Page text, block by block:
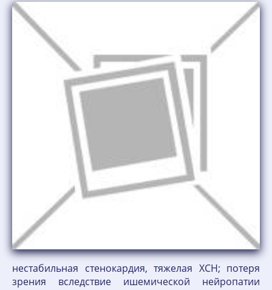
нестабильная стенокардия, тяжелая ХСН; потеря
зрения вследствие ишемической нейропатии